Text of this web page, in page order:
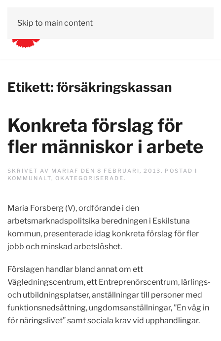
Skip to main content
Etikett:försäkringskassan
Konkreta förslag för
fler människor i arbete
SKRIVET AV MARIAF DEN 8 FEBRUARI, 2013. POSTAD I
KOMMUNALT, OKATEGORISERADE.
Maria Forsberg (V), ordförande i den
arbetsmarknadspolitsika beredningen i Eskilstuna
kommun, presenterade idag konkreta förslag för fler
jobb och minskad arbetslöshet.
Förslagen handlar bland annat om ett
Vägledningscentrum, ett Entreprenörscentrum, lärlings-
och utbildningsplatser, anställningar till personer med
funktionsnedsättning, ungdomsanställningar, ”En väg in
för näringslivet” samt sociala krav vid upphandlingar.